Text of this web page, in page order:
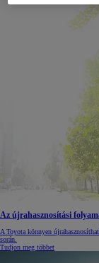
Az újrahasznosítási
A Toyota könnyen
során.
Tudjon meg többet